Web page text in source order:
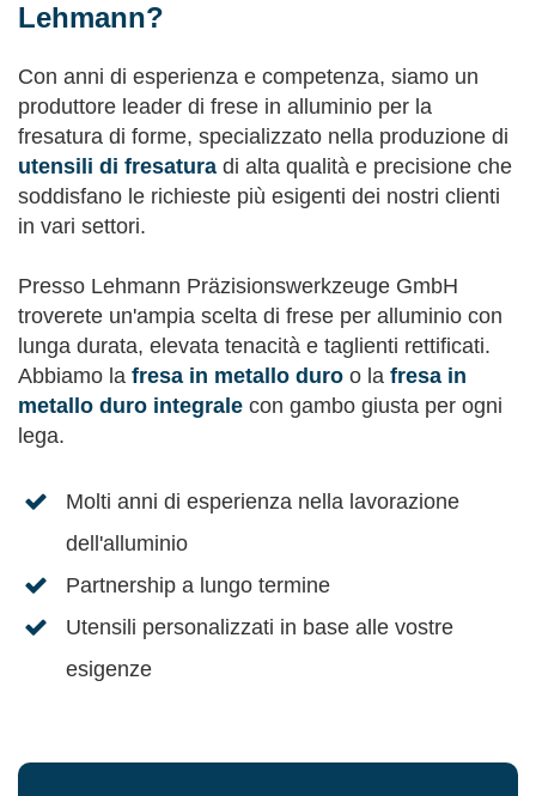
Lehmann?
Con anni di esperienza e competenza, siamo un
produttore leader di frese in alluminio per la
fresatura di forme, specializzato nella produzione di
utensili di fresatura di alta qualità e precisione che
soddisfano le richieste più esigenti dei nostri clienti
in vari settori.
Presso Lehmann Präzisionswerkzeuge GmbH
troverete un'ampia scelta di frese per alluminio con
lunga durata, elevata tenacità e taglienti rettificati.
Abbiamo la fresa in metallo duro o la fresa in
metallo duro integrale con gambo giusta per ogni
lega.
Molti anni di esperienza nella lavorazione
dell'alluminio
Partnership a lungo termine
Utensili personalizzati in base alle vostre
esigenze